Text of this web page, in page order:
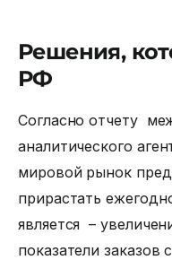
Решения,
РФ
Согласно отчету
аналитического
мировой рынок
прирастать
является –
показатели заказов